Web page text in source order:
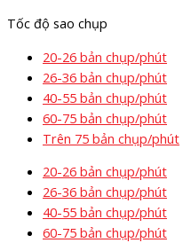
Tốc độ sao chụp
20-26 bản chụp/phút
26-36 bản chụp/phút
40-55 bản chụp/phút
60-75 bản chụp/phút
Trên 75 bản chụp/phút
20-26 bản chụp/phút
26-36 bản chụp/phút
40-55 bản chụp/phút
60-75 bản chụp/phút